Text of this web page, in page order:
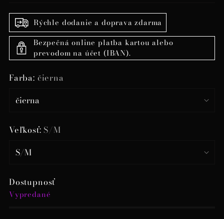
Rýchle dodanie a doprava zdarma
Bezpečná online platba kartou alebo
prevodom na účet (IBAN).
Farba: čierna
Veľkosť:S/M
Dostupnosť
Vypredané